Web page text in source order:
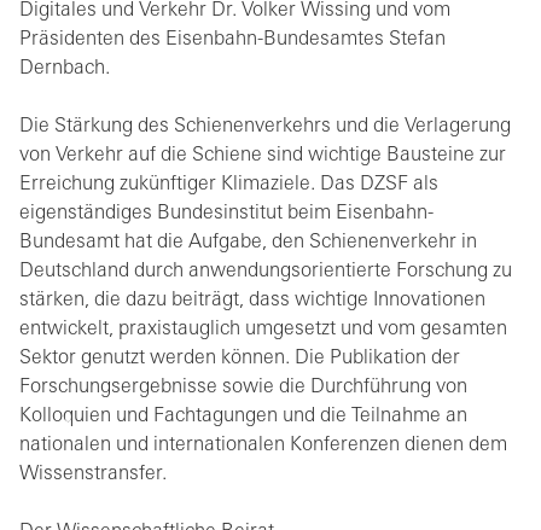
Digitales und Verkehr Dr. Volker Wissing und vom
Präsidenten des Eisenbahn-Bundesamtes Stefan
Dernbach.
Die Stärkung des Schienenverkehrs und die Verlagerung
von Verkehr auf die Schiene sind wichtige Bausteine zur
Erreichung zukünftiger Klimaziele. Das DZSF als
eigenständiges Bundesinstitut beim Eisenbahn-
Bundesamt hat die Aufgabe, den Schienenverkehr in
Deutschland durch anwendungsorientierte Forschung zu
stärken, die dazu beiträgt, dass wichtige Innovationen
entwickelt, praxistauglich umgesetzt und vom gesamten
Sektor genutzt werden können. Die Publikation der
Forschungsergebnisse sowie die Durchführung von
Kolloquien und Fachtagungen und die Teilnahme an
nationalen und internationalen Konferenzen dienen dem
Wissenstransfer.